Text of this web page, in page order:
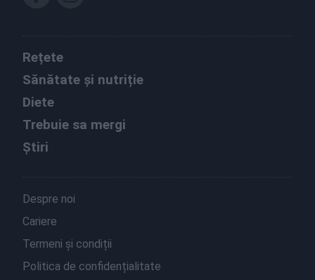
Rețete
Sănătate și nutriție
Diete
Trebuie sa mergi
Știri
Despre noi
Cariere
Termeni și condiții
Politica de confidențialitate